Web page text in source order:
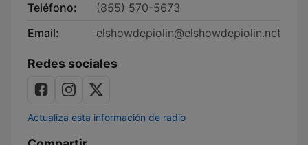
Teléfono:
(855) 570-5673
Email:
elshowdepiolin@elshowdepiolin.net
Redes sociales
Actualiza esta información de radio